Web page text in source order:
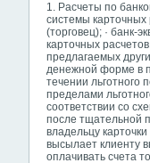
1. Расчеты по
системы карточных
(торговец); · банк-
карточных
предлагаемых
денежной форме в
течении льготного
пределами
соответствии со
после тщательной
владельцу
высылает клиенту
оплачивать счета